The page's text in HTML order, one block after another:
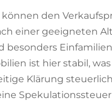
den
einer geeigneten
besonders
ist hier stabil,
Klärung